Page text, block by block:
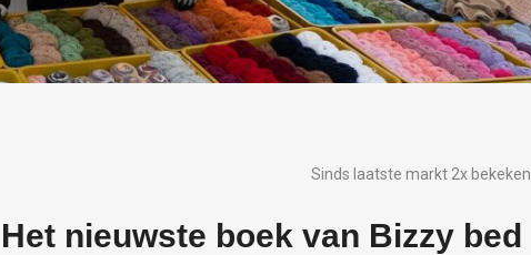
Sinds laatste markt 2x bekeken
Het nieuwste boek van Bizzy bed